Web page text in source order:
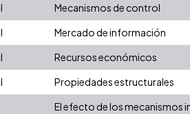
Mecanismos de control
Mercado de información
Recursos económicos
Propiedades estructurales
El efecto de los mecanismos